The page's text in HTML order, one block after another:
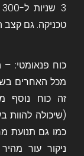
טכניקה. גם קצב
כוח פנאומטי:
מכל האחרים
זה כוח נוסף
(שיכולה להוות
כמו גם תנועת
ניקור עור